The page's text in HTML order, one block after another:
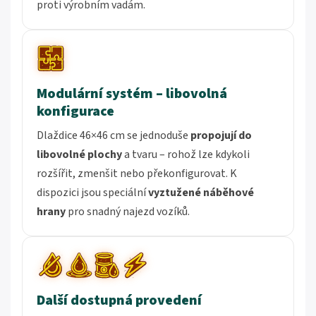
proti výrobním vadám.
Modulární systém – libovolná
konfigurace
Dlaždice 46×46 cm se jednoduše propojují do
libovolné plochya tvaru – rohož lze kdykoli
rozšířit, zmenšit nebo překonfigurovat. K
dispozici jsou speciálnívyztužené náběhové
hranypro snadný najezd vozíků.
Další dostupná provedení